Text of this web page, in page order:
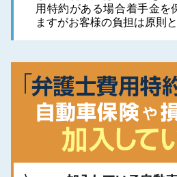
用特約がある場合着手金を
ますがお客様の負担は原則